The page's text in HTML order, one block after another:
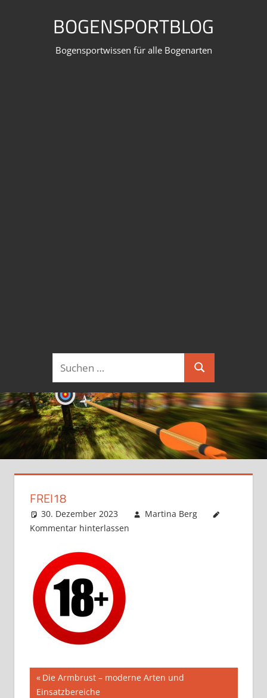
BOGENSPORTBLOG
Bogensportwissen für alle Bogenarten
Suchen
nach:
Suchen
FREI18
30. Dezember 2023
Martina Berg
Kommentar hinterlassen
Beitragsnavigation
Vorheriger
Beitrag:
Die Armbrust – moderne Arten und
Einsatzbereiche